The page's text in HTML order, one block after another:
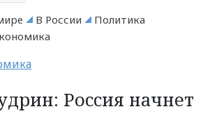
В России
Политика
Россия начнет